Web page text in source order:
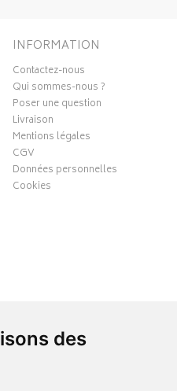
des
INFORMATION
Contactez-nous
Qui sommes-nous ?
Poser une question
Livraison
Mentions légales
CGV
Données personnelles
Cookies